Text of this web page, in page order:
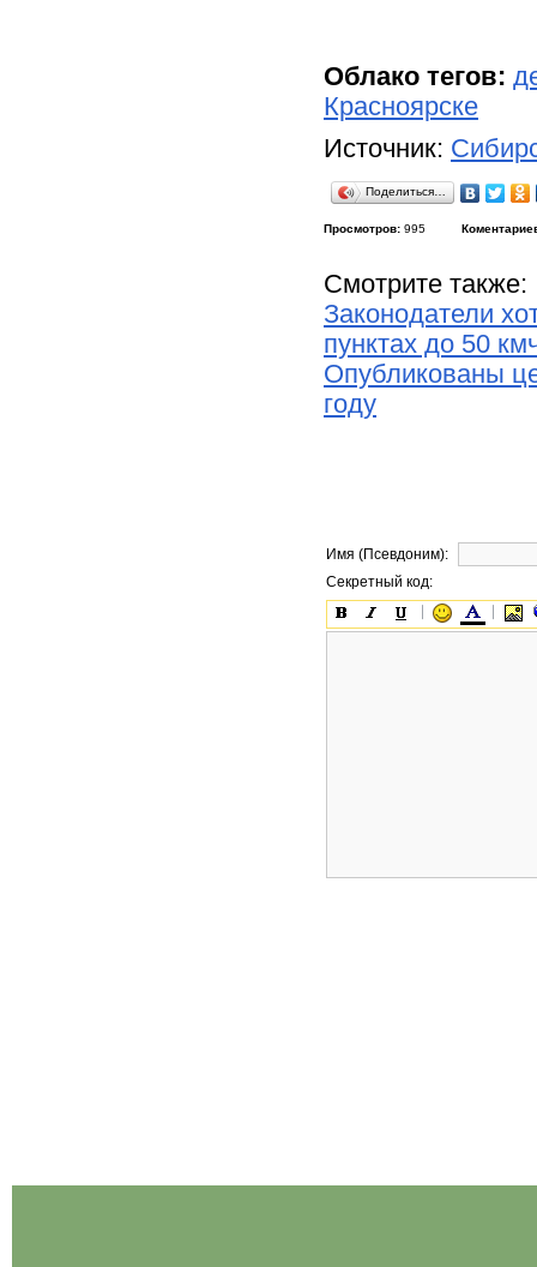
Облако тегов:
Красноярске
Источник:
Поделиться…
Просмотров: 995
Смотрите также:
Законодатели
пунктах до 50
Опубликованы
году
Имя (Псевдоним):
Секретный код: